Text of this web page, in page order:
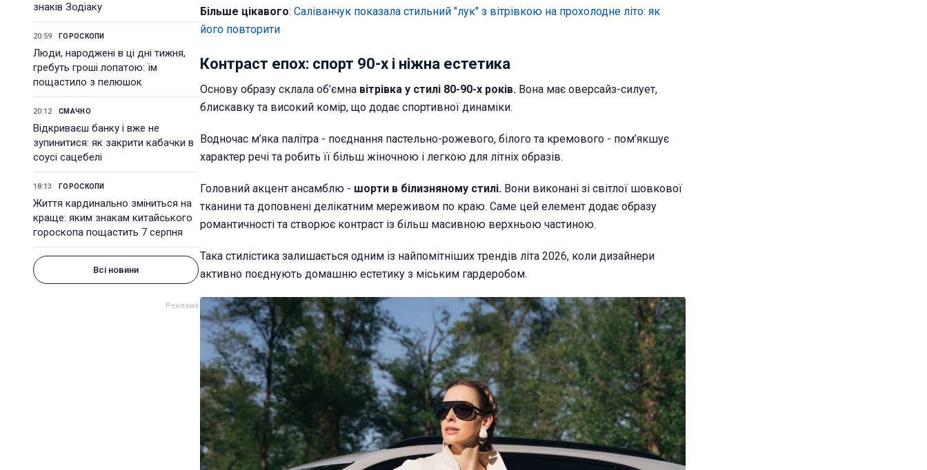
знаків Зодіаку
20:59 ГОРОСКОПИ
Люди, народжені в ці дні тижня,
гребуть гроші лопатою: їм
пощастило з пелюшок
20:12 СМАЧНО
Відкриваєш банку і вже не
зупинитися: як закрити кабачки в
соусі сацебелі
18:13 ГОРОСКОПИ
Життя кардинально зміниться на
краще: яким знакам китайського
гороскопа пощастить 7 серпня
Всі новини
Більше цікавого: Саліванчук показала стильний "лук" з вітрівкою на прохолодне літо: як
його повторити
Контраст епох: спорт 90-х і ніжна естетика
Основу образу склала об’ємна вітрівка у стилі 80-90-х років. Вона має оверсайз-силует,
блискавку та високий комір, що додає спортивної динаміки.
Водночас м’яка палітра - поєднання пастельно-рожевого, білого та кремового - пом’якшує
характер речі та робить її більш жіночною і легкою для літніх образів.
Головний акцент ансамблю - шорти в білизняному стилі. Вони виконані зі світлої шовкової
тканини та доповнені делікатним мереживом по краю. Саме цей елемент додає образу
романтичності та створює контраст із більш масивною верхньою частиною.
Така стилістика залишається одним із найпомітніших трендів літа 2026, коли дизайнери
активно поєднують домашню естетику з міським гардеробом.